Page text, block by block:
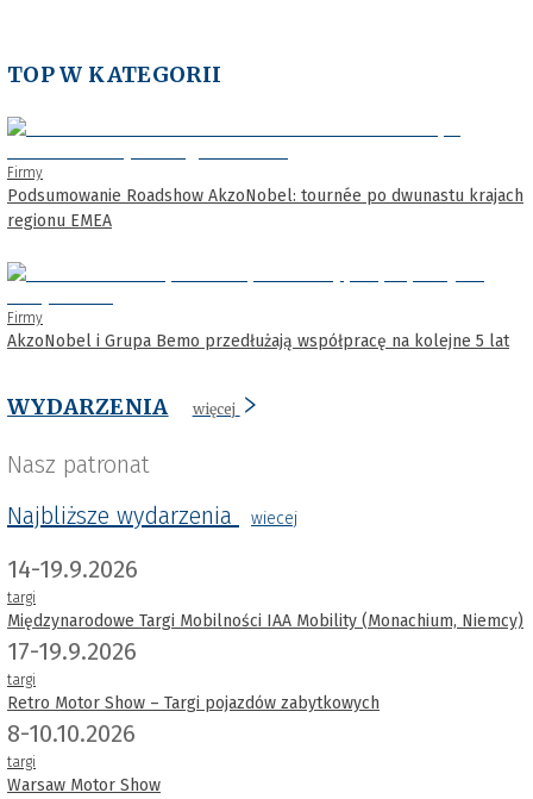
TOP W KATEGORII
Firmy
Podsumowanie Roadshow AkzoNobel: tournée po dwunastu krajach
regionu EMEA
Firmy
AkzoNobel i Grupa Bemo przedłużają współpracę na kolejne 5 lat
WYDARZENIA więcej
Nasz patronat
Najbliższe wydarzenia
wiecej
14-19.9.2026
targi
Międzynarodowe Targi Mobilności IAA Mobility (Monachium, Niemcy)
17-19.9.2026
targi
Retro Motor Show – Targi pojazdów zabytkowych
8-10.10.2026
targi
Warsaw Motor Show